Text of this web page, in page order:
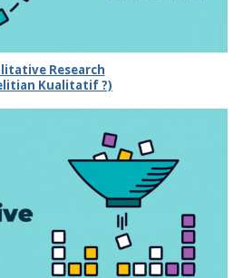
Research
Kualitatif ?)